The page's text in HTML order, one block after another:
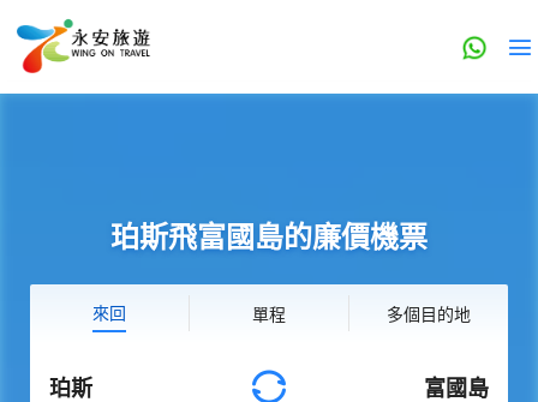
珀斯飛富國島的廉價機票
來回 單程 多個目的地
珀斯 富國島